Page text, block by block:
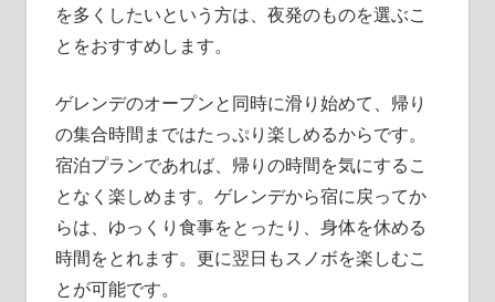
を多くしたいという方は、夜発のものを選ぶこ
とをおすすめします。
ゲレンデのオープンと同時に滑り始めて、帰り
の集合時間まではたっぷり楽しめるからです。
宿泊プランであれば、帰りの時間を気にするこ
となく楽しめます。ゲレンデから宿に戻ってか
らは、ゆっくり食事をとったり、身体を休める
時間をとれます。更に翌日もスノボを楽しむこ
とが可能です。